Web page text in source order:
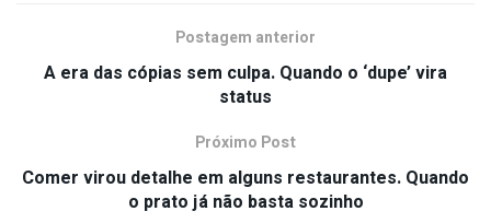
Postagem anterior
A era das cópias sem culpa. Quando o ‘dupe’ vira
status
Próximo Post
Comer virou detalhe em alguns restaurantes. Quando
o prato já não basta sozinho